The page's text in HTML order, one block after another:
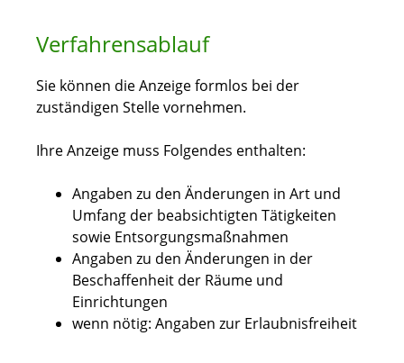
Verfahrensablauf
Sie können die Anzeige formlos bei der
zuständigen Stelle vornehmen.
Ihre Anzeige muss Folgendes enthalten:
Angaben zu den Änderungen in Art und
Umfang der beabsichtigten Tätigkeiten
sowie Entsorgungsmaßnahmen
Angaben zu den Änderungen in der
Beschaffenheit der Räume und
Einrichtungen
wenn nötig: Angaben zur Erlaubnisfreiheit